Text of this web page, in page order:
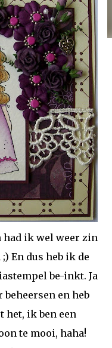
had ik wel weer zin
En dus heb ik de
be-inkt. Ja
en heb
het, ik ben een
te mooi, haha!